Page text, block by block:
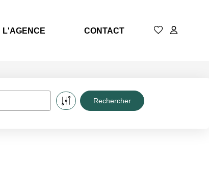
L'AGENCE CONTACT